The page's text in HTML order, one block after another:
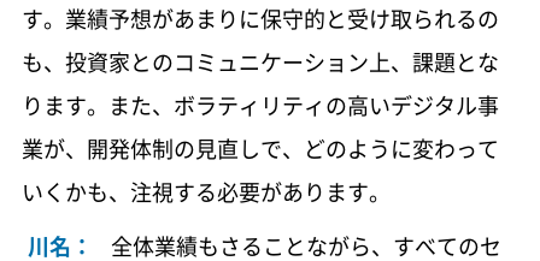
す。業績予想があまりに保守的と受け取られるの
も、投資家とのコミュニケーション上、課題とな
ります。また、ボラティリティの高いデジタル事
業が、開発体制の見直しで、どのように変わって
いくかも、注視する必要があります。
川名：
全体業績もさることながら、すべてのセ
特集：進化するアミューズメントユニット バ
ンダイナムコエクスペリエンス設立による成長
事業
特集：海外デジタル事業 ワールドワイドマー
ケティング体制で推進するデジタル事業
グローバル事業の拡大 幅広い商品展開
会長メッセージ
社長メッセージ 896 KB
副社長メッセージ